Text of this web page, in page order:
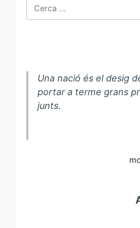
Una nació és el desig
portar a terme grans
junts.